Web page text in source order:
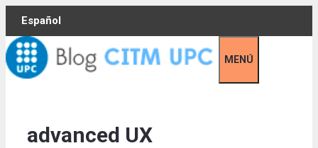
Skip
content
Español
MENÚ
advanced UX